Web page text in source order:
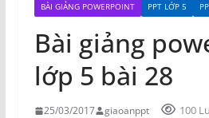
BÀI GIẢNG POWERPOINT PPT LỚP 5
Bài giảng
lớp 5 bài 28
25/03/2017 giaoanppt 100